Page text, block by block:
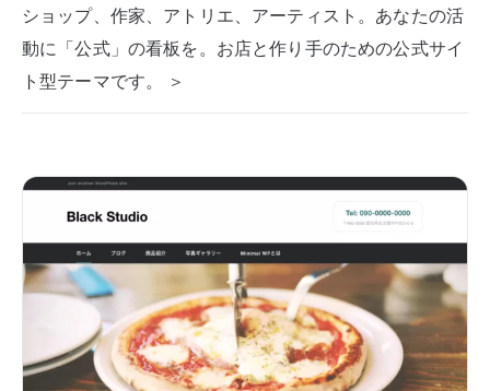
ショップ、作家、アトリエ、アーティスト。あなたの活
動に「公式」の看板を。お店と作り手のための公式サイ
ト型テーマです。 ＞